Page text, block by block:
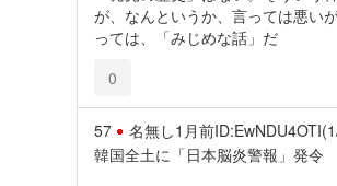
が、なんというか、言っては悪い
っては、「みじめな話」だ
0
57 名無し1月前
韓国全土に「日本脳炎警報」発令